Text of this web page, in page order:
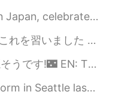
called "Hina Matsuri" (Doll Festival...
and you?” でも、私にとってこれは凄く面白いです。...
L.A at night! ES: Las palmas se ven genial ...
and the school was closed. ...